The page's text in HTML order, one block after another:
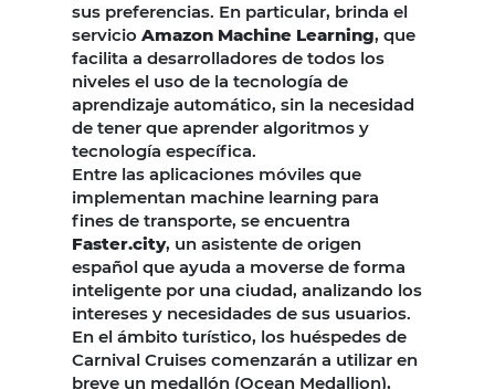
sus preferencias. En particular, brinda el
servicio Amazon Machine Learning, que
facilita a desarrolladores de todos los
niveles el uso de la tecnología de
aprendizaje automático, sin la necesidad
de tener que aprender algoritmos y
tecnología específica.
Entre las aplicaciones móviles que
implementan machine learning para
fines de transporte, se encuentra
Faster.city, un asistente de origen
español que ayuda a moverse de forma
inteligente por una ciudad, analizando los
intereses y necesidades de sus usuarios.
En el ámbito turístico, los huéspedes de
Carnival Cruises comenzarán a utilizar en
breve un medallón (Ocean Medallion),